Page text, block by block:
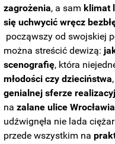
zagrożenia, a samklimat
się uchwycić wręcz
począwszy od swojskiej
można streścić dewizą:
scenografię, która
młodości czy dzieciństwa
genialnej sferze
nazalane ulice Wrocławia
udźwignęła nie lada
przede wszystkim na